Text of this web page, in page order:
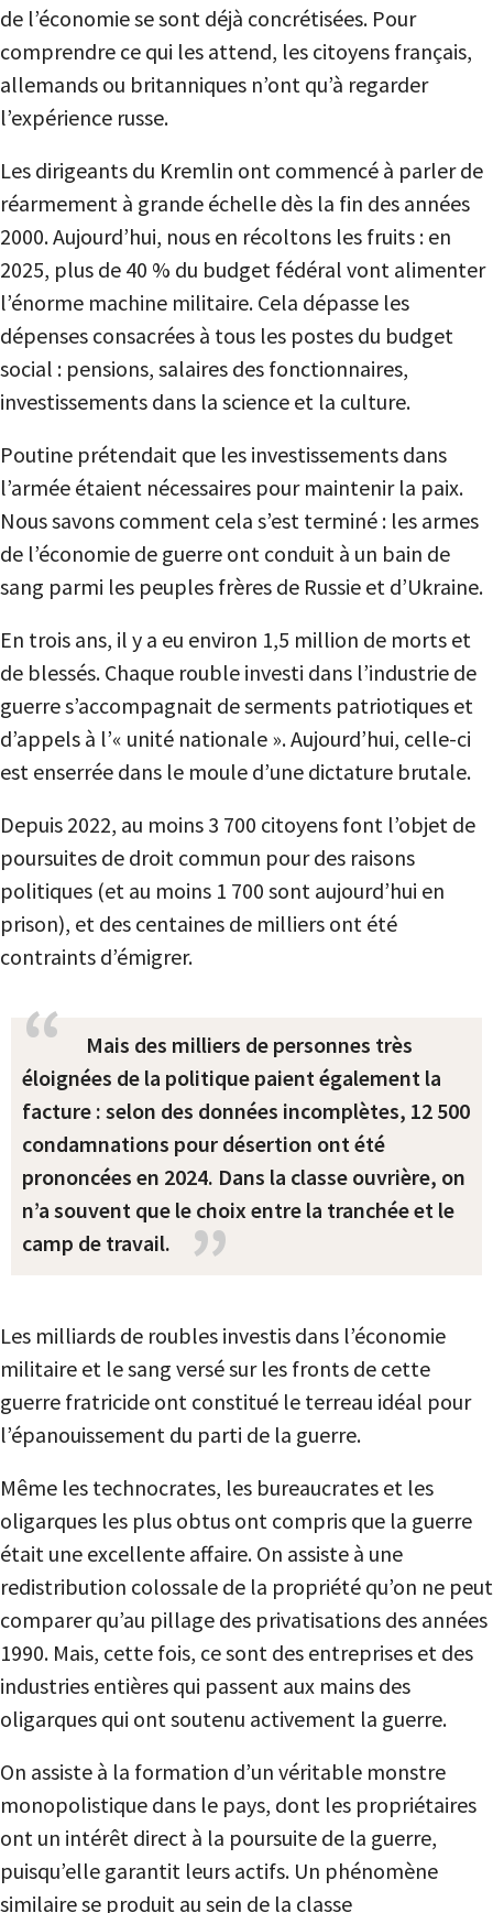
de l’économie se sont déjà concrétisées. Pour
comprendre ce qui les attend, les citoyens français,
allemands ou britanniques n’ont qu’à regarder
l’expérience russe.
Les dirigeants du Kremlin ont commencé à parler de
réarmement à grande échelle dès la fin des années
2000. Aujourd’hui, nous en récoltons les fruits : en
2025, plus de 40 % du budget fédéral vont alimenter
l’énorme machine militaire. Cela dépasse les
dépenses consacrées à tous les postes du budget
social : pensions, salaires des fonctionnaires,
investissements dans la science et la culture.
Poutine prétendait que les investissements dans
l’armée étaient nécessaires pour maintenir la paix.
Nous savons comment cela s’est terminé : les armes
de l’économie de guerre ont conduit à un bain de
sang parmi les peuples frères de Russie et d’Ukraine.
En trois ans, il y a eu environ 1,5 million de morts et
de blessés. Chaque rouble investi dans l’industrie de
guerre s’accompagnait de serments patriotiques et
d’appels à l’« unité nationale ». Aujourd’hui, celle-ci
est enserrée dans le moule d’une dictature brutale.
Depuis 2022, au moins 3 700 citoyens font l’objet de
poursuites de droit commun pour des raisons
politiques (et au moins 1 700 sont aujourd’hui en
prison), et des centaines de milliers ont été
contraints d’émigrer.
Mais des milliers de personnes très
éloignées de la politique paient également la
facture : selon des données incomplètes, 12 500
condamnations pour désertion ont été
prononcées en 2024. Dans la classe ouvrière, on
n’a souvent que le choix entre la tranchée et le
camp de travail.
Les milliards de roubles investis dans l’économie
militaire et le sang versé sur les fronts de cette
guerre fratricide ont constitué le terreau idéal pour
l’épanouissement du parti de la guerre.
Même les technocrates, les bureaucrates et les
oligarques les plus obtus ont compris que la guerre
était une excellente affaire. On assiste à une
redistribution colossale de la propriété qu’on ne peut
comparer qu’au pillage des privatisations des années
1990. Mais, cette fois, ce sont des entreprises et des
industries entières qui passent aux mains des
oligarques qui ont soutenu activement la guerre.
On assiste à la formation d’un véritable monstre
monopolistique dans le pays, dont les propriétaires
ont un intérêt direct à la poursuite de la guerre,
puisqu’elle garantit leurs actifs. Un phénomène
similaire se produit au sein de la classe